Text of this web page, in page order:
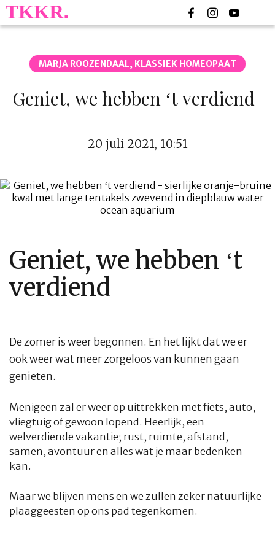
MARJA ROOZENDAAL, KLASSIEK HOMEOPAAT
Geniet, we hebben ‘t verdiend
20 juli 2021, 10:51
Geniet, we hebben ‘t
verdiend
De zomer is weer begonnen. En het lijkt dat we er
ook weer wat meer zorgeloos van kunnen gaan
genieten.
Menigeen zal er weer op uittrekken met fiets, auto,
vliegtuig of gewoon lopend. Heerlijk, een
welverdiende vakantie; rust, ruimte, afstand,
samen, avontuur en alles wat je maar bedenken
kan.
Maar we blijven mens en we zullen zeker natuurlijke
plaaggeesten op ons pad tegenkomen.